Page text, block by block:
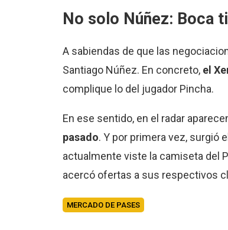
No solo Núñez: Boca
A sabiendas de que las
Santiago Núñez. En concreto, el
complique lo del jugador Pincha.
En ese sentido, en el radar
pasado. Y por primera vez, surgió
actualmente viste la camiseta del
acercó ofertas a sus respectivos
MERCADO DE PASES